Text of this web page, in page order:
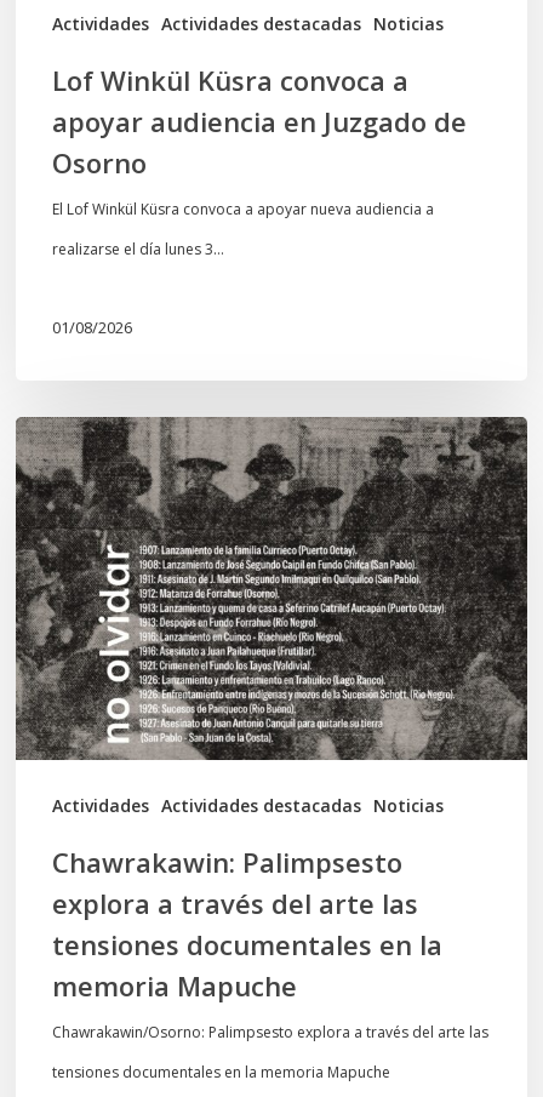
Actividades Actividades destacadas Noticias
Lof Winkül Küsra convoca a
apoyar audiencia en Juzgado de
Osorno
El Lof Winkül Küsra convoca a apoyar nueva audiencia a
realizarse el día lunes 3…
01/08/2026
Actividades Actividades destacadas Noticias
Chawrakawin:
Palimpsesto
explora
a
través
del
arte
las
tensiones
documentales
memoria
Mapuche
Chawrakawin: Palimpsesto
explora a través del arte las
tensiones documentales en la
memoria Mapuche
Chawrakawin/Osorno: Palimpsesto explora a través del arte las
tensiones documentales en la memoria Mapuche